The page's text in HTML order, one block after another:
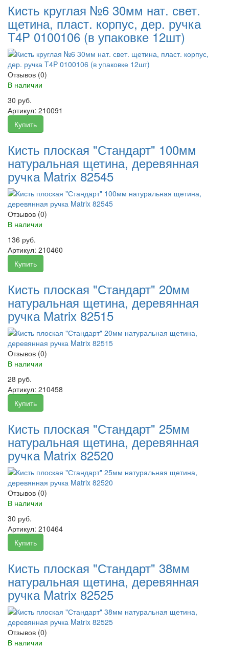
Кисть круглая №6 30мм нат. свет.
щетина, пласт. корпус, дер. ручка
T4P 0100106 (в упаковке 12шт)
Отзывов (0)
В наличии
30 руб.
Артикул: 210091
Купить
Кисть плоская "Стандарт" 100мм
натуральная щетина, деревянная
ручка Matrix 82545
Отзывов (0)
В наличии
136 руб.
Артикул: 210460
Купить
Кисть плоская "Стандарт" 20мм
натуральная щетина, деревянная
ручка Matrix 82515
Отзывов (0)
В наличии
28 руб.
Артикул: 210458
Купить
Кисть плоская "Стандарт" 25мм
натуральная щетина, деревянная
ручка Matrix 82520
Отзывов (0)
В наличии
30 руб.
Артикул: 210464
Купить
Кисть плоская "Стандарт" 38мм
натуральная щетина, деревянная
ручка Matrix 82525
Отзывов (0)
В наличии